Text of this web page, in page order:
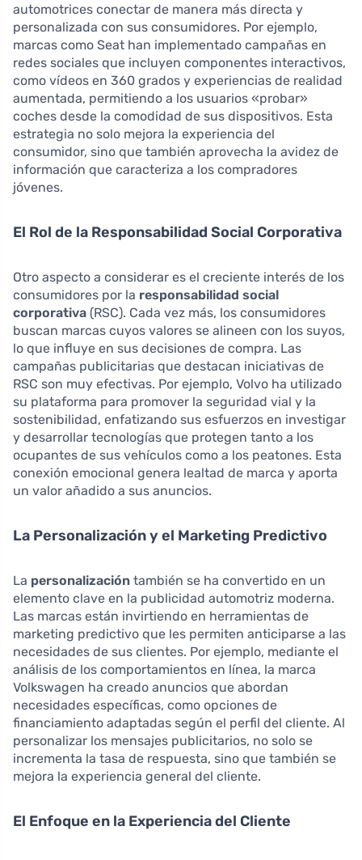
automotrices conectar de manera más directa y
personalizada con sus consumidores. Por ejemplo,
marcas como Seat han implementado campañas en
redes sociales que incluyen componentes interactivos,
como vídeos en 360 grados y experiencias de realidad
aumentada, permitiendo a los usuarios «probar»
coches desde la comodidad de sus dispositivos. Esta
estrategia no solo mejora la experiencia del
consumidor, sino que también aprovecha la avidez de
información que caracteriza a los compradores
jóvenes.
El Rol de la Responsabilidad Social Corporativa
Otro aspecto a considerar es el creciente interés de los
consumidores por la responsabilidad social
corporativa (RSC). Cada vez más, los consumidores
buscan marcas cuyos valores se alineen con los suyos,
lo que influye en sus decisiones de compra. Las
campañas publicitarias que destacan iniciativas de
RSC son muy efectivas. Por ejemplo, Volvo ha utilizado
su plataforma para promover la seguridad vial y la
sostenibilidad, enfatizando sus esfuerzos en investigar
y desarrollar tecnologías que protegen tanto a los
ocupantes de sus vehículos como a los peatones. Esta
conexión emocional genera lealtad de marca y aporta
un valor añadido a sus anuncios.
La Personalización y el Marketing Predictivo
La personalización también se ha convertido en un
elemento clave en la publicidad automotriz moderna.
Las marcas están invirtiendo en herramientas de
marketing predictivo que les permiten anticiparse a las
necesidades de sus clientes. Por ejemplo, mediante el
análisis de los comportamientos en línea, la marca
Volkswagen ha creado anuncios que abordan
necesidades específicas, como opciones de
financiamiento adaptadas según el perfil del cliente. Al
personalizar los mensajes publicitarios, no solo se
incrementa la tasa de respuesta, sino que también se
mejora la experiencia general del cliente.
El Enfoque en la Experiencia del Cliente